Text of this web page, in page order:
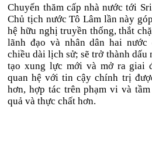
Chuyến thăm cấp nhà nước tới
Chủ tịch nước Tô Lâm lần này
hệ hữu nghị truyền thống, thắt
lãnh đạo và nhân dân hai
chiều dài lịch sử; sẽ trở thành
tạo xung lực mới và mở ra giai
quan hệ với tin cậy chính trị
hơn, hợp tác trên phạm vi và
quả và thực chất hơn.